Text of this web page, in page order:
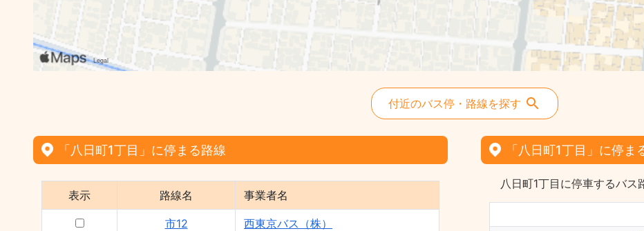
市12 - 西東京バス（株）
陣04 - 西東京バス（株）
陣02 - 西東京バス（株）
長82 - 西東京バス（株）
秋01 - 西東京バス（株）
秋04 - 西東京バス（株）
陣05 - 西東京バス（株）
秋03 - 西東京バス（株）
付近のバス停・路線を探す
「八日町1丁目」に停まる路線
表示 路線名 事業者名
市12 西東京バス（株）
「八日町1丁目」に停ま
八日町1丁目に停車するバス